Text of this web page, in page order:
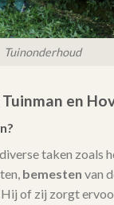
Tuinonderhoud
en
taken zoals
bemesten van
Hij of zij zorgt